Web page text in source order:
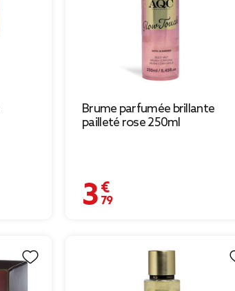
Brume parfumée brillante
pailleté rose 250ml
3,79 €